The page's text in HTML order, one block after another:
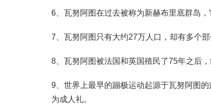
6、瓦努阿图在过去被称为新赫布里底群岛，
7、瓦努阿图只有大约27万人口，却有多个
8、瓦努阿图被法国和英国殖民了75年之后
9、世界上最早的蹦极运动起源于瓦努阿图
为成人礼。